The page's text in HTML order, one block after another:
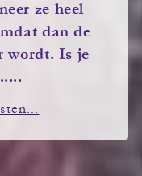
ze heel
dan de
wordt. Is je